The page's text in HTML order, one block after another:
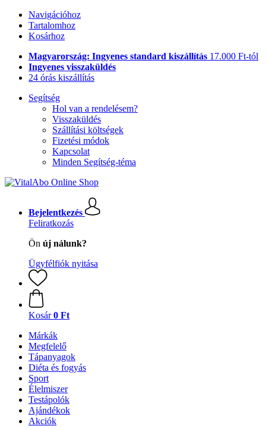
Navigációhoz
Tartalomhoz
Kosárhoz
Magyarország: Ingyenes standard kiszállítás 17.000 Ft-tól
Ingyenes visszaküldés
24 órás kiszállítás
Segítség
Hol van a rendelésem?
Visszaküldés
Szállítási költségek
Fizetési módok
Kapcsolat
Minden Segítség-téma
Bejelentkezés
Feliratkozás
Ön új nálunk?
Ügyfélfiók nyitása
Kosár 0 Ft
Márkák
Megfelelő
Tápanyagok
Diéta és fogyás
Sport
Élelmiszer
Testápolók
Ajándékok
Akciók